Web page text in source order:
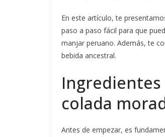
En este artículo, te
paso a paso fácil para que
manjar peruano. Además, te
bebida ancestral.
colada
Antes de empezar, es